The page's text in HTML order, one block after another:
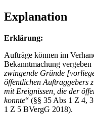
Explanation
Erklärung:
Aufträge können im
Bekanntmachung
zwingende Gründe
öffentlichen Auftraggebers
mit Ereignissen, die der
konnte“ (§§ 35 Abs 1 Z 4,
1 Z 5 BVergG 2018).